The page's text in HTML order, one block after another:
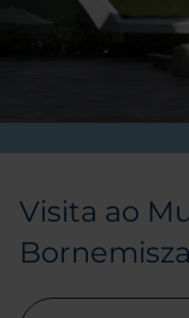
Visita ao
Bornemisza